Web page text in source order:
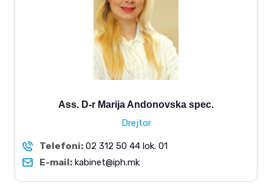
Ass. D-r Marija Andonovska spec.
Drejtor
Telefoni: 02 312 50 44 lok. 01
E-mail: kabinet@iph.mk